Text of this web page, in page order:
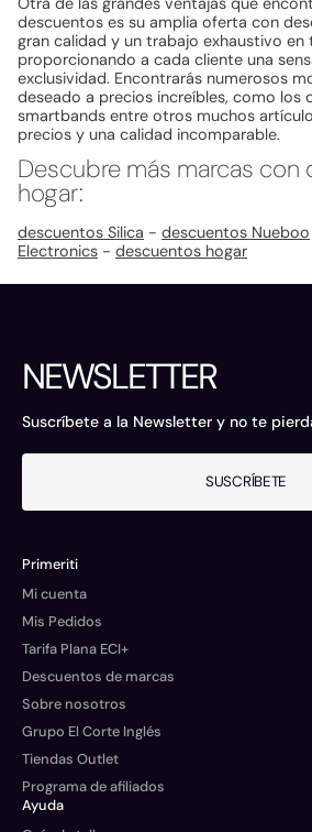
descuentos es su amplia oferta con
gran calidad y un trabajo exhaustivo en
proporcionando a cada cliente una
exclusividad. Encontrarás numerosos
deseado a precios increíbles, como los
smartbands entre otros muchos
precios y una calidad incomparable.
Descubre más marcas
hogar:
descuentos Silica - descuentos Nueboo
Electronics - descuentos hogar
NEWSLETTER
Suscríbete a la Newsletter y no te
SUSCRÍBETE
Primeriti
Mi cuenta
Mis Pedidos
Tarifa Plana ECI+
Descuentos de marcas
Sobre nosotros
Grupo El Corte Inglés
Tiendas Outlet
Programa de afiliados
Ayuda